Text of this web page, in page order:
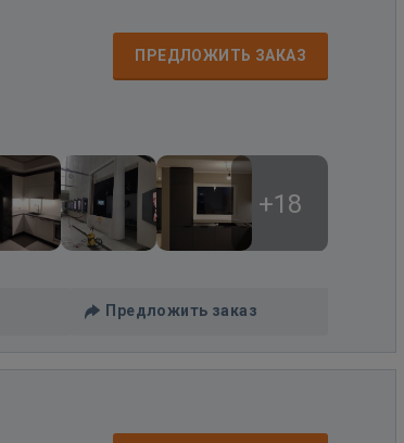
ПРЕДЛОЖИТЬ ЗАКАЗ
+18
Предложить заказ